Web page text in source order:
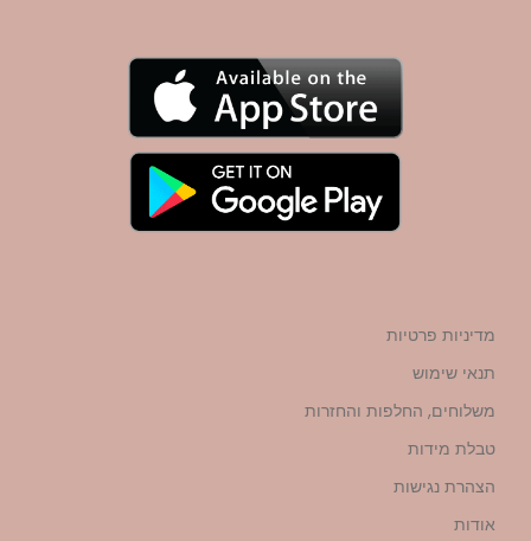
מדיניות פרטיות
תנאי שימוש
משלוחים, החלפות והחזרות
טבלת מידות
הצהרת נגישות
אודות